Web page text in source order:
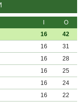
О
16
42
16
31
16
28
16
25
16
24
16
22